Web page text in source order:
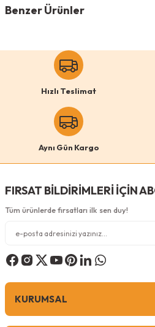
konularda yetersiz gördüğünüz
Ürün resmi kalitesiz, bozuk veya
Ürün açıklamasında eksik bilgiler
Ürün fiyatı diğer sitelerden daha
Bu ürüne benzer farklı alternatifler
Gönder
Benzer Ürünler
Pugalo Stepli Kedi Yüzlü Platform Tırmalama
299,00TL
Hızlı Teslimat
Aynı Gün Kargo
FIRSAT BİLDİRİMLERİ İÇİN
Tüm ürünlerde fırsatları ilk sen duy!
KURUMSAL